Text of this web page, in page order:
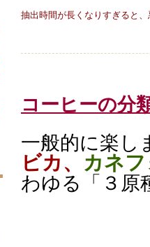
抽出時間が長くなりすぎると
コーヒーの分
一般的に楽し
ビカ、 カネ
わゆる「３原